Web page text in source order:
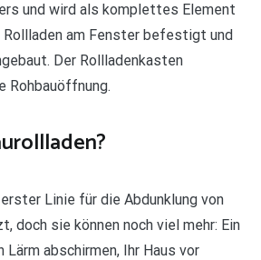
und wird als komplettes Element
Rollladen am Fenster befestigt und
Der Rollladenkasten
Rohbauöffnung.
Linie für die Abdunklung von
doch sie können noch viel mehr: Ein
Lärm abschirmen, Ihr Haus vor